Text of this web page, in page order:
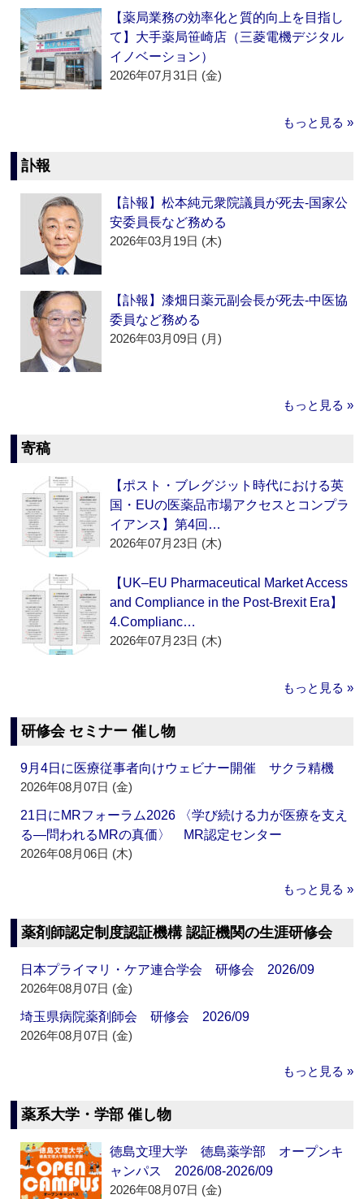
【薬局業務の効率化と質的向上を目指し
て】大手薬局笹崎店（三菱電機デジタル
イノベーション）
2026年07月31日 (金)
もっと見る »
訃報
【訃報】松本純元衆院議員が死去‐国家公
安委員長など務める
2026年03月19日 (木)
【訃報】漆畑日薬元副会長が死去‐中医協
委員など務める
2026年03月09日 (月)
もっと見る »
寄稿
【ポスト・ブレグジット時代における英
国・EUの医薬品市場アクセスとコンプラ
イアンス】第4回…
2026年07月23日 (木)
【UK–EU Pharmaceutical Market Access
and Compliance in the Post-Brexit Era】
4.Complianc…
2026年07月23日 (木)
もっと見る »
研修会 セミナー 催し物
9月4日に医療従事者向けウェビナー開催 サクラ精機
2026年08月07日 (金)
21日にMRフォーラム2026 〈学び続ける力が医療を支え
る―問われるMRの真価〉 MR認定センター
2026年08月06日 (木)
もっと見る »
薬剤師認定制度認証機構 認証機関の生涯研修会
日本プライマリ・ケア連合学会 研修会 2026/09
2026年08月07日 (金)
埼玉県病院薬剤師会 研修会 2026/09
2026年08月07日 (金)
もっと見る »
薬系大学・学部 催し物
徳島文理大学 徳島薬学部 オープンキ
ャンパス 2026/08-2026/09
2026年08月07日 (金)